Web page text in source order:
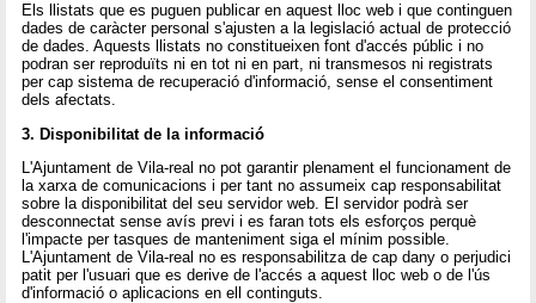
Els llistats que es puguen publicar en aquest lloc web i que continguen
dades de caràcter personal s'ajusten a la legislació actual de protecció
de dades. Aquests llistats no constitueixen font d'accés públic i no
podran ser reproduïts ni en tot ni en part, ni transmesos ni registrats
per cap sistema de recuperació d'informació, sense el consentiment
dels afectats.
3. Disponibilitat de la informació
L'Ajuntament de Vila-real no pot garantir plenament el funcionament de
la xarxa de comunicacions i per tant no assumeix cap responsabilitat
sobre la disponibilitat del seu servidor web. El servidor podrà ser
desconnectat sense avís previ i es faran tots els esforços perquè
l'impacte per tasques de manteniment siga el mínim possible.
L'Ajuntament de Vila-real no es responsabilitza de cap dany o perjudici
patit per l'usuari que es derive de l'accés a aquest lloc web o de l'ús
d'informació o aplicacions en ell continguts.